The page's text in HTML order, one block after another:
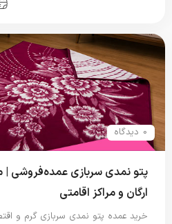
0 دیدگاه
پتو نمدی سربازی عمده‌فروشی |
ارگان و مراکز اقامتی
خرید عمده پتو نمدی سربازی گرم و